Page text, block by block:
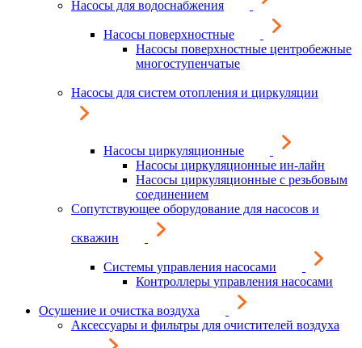
Насосы для водоснабжения
Насосы поверхностные
Насосы поверхностные центробежные
многоступенчатые
Насосы для систем отопления и циркуляции
Насосы циркуляционные
Насосы циркуляционные ин-лайн
Насосы циркуляционные с резьбовым
соединением
Сопутствующее оборудование для насосов и
скважин
Системы управления насосами
Контроллеры управления насосами
Осушение и очистка воздуха
Аксессуары и фильтры для очистителей воздуха